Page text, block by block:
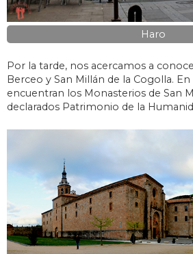
Haro
Por la tarde, nos acercamos a
Berceo y San Millán de la Cogolla.
encuentran los Monasterios de San
declarados Patrimonio de la